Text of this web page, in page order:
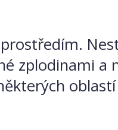
zplodinami a